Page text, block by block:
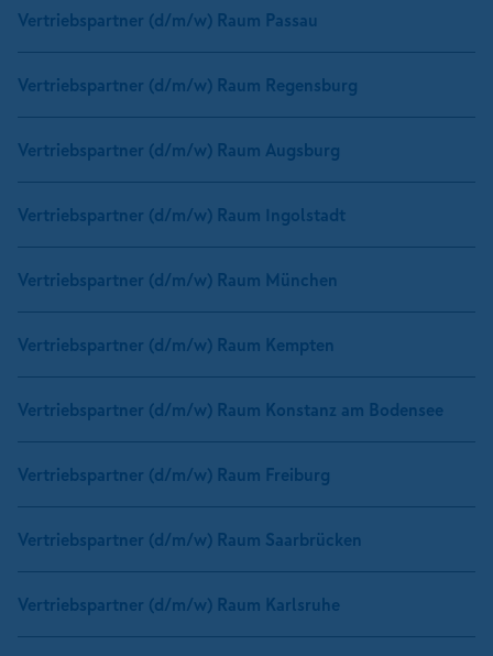
Vertriebspartner (d/m/w) Raum Passau
Vertriebspartner (d/m/w) Raum Regensburg
Vertriebspartner (d/m/w) Raum Augsburg
Vertriebspartner (d/m/w) Raum Ingolstadt
Vertriebspartner (d/m/w) Raum München
Vertriebspartner (d/m/w) Raum Kempten
Vertriebspartner (d/m/w) Raum Konstanz am Bodensee
Vertriebspartner (d/m/w) Raum Freiburg
Vertriebspartner (d/m/w) Raum Saarbrücken
Vertriebspartner (d/m/w) Raum Karlsruhe